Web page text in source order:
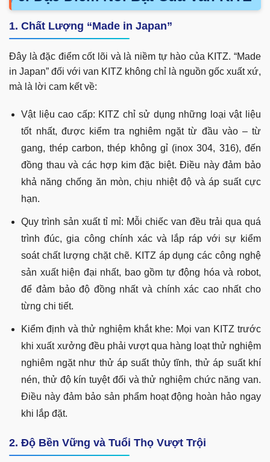
1. Chất Lượng “Made in Japan”
Đây là đặc điểm cốt lõi và là niềm tự hào của KITZ. “Made
in Japan” đối với van KITZ không chỉ là nguồn gốc xuất xứ,
mà là lời cam kết về:
Vật liệu cao cấp: KITZ chỉ sử dụng những loại vật liệu
tốt nhất, được kiểm tra nghiêm ngặt từ đầu vào – từ
gang, thép carbon, thép không gỉ (inox 304, 316), đến
đồng thau và các hợp kim đặc biệt. Điều này đảm bảo
khả năng chống ăn mòn, chịu nhiệt độ và áp suất cực
hạn.
Quy trình sản xuất tỉ mỉ: Mỗi chiếc van đều trải qua quá
trình đúc, gia công chính xác và lắp ráp với sự kiểm
soát chất lượng chặt chẽ. KITZ áp dụng các công nghệ
sản xuất hiện đại nhất, bao gồm tự động hóa và robot,
để đảm bảo độ đồng nhất và chính xác cao nhất cho
từng chi tiết.
Kiểm định và thử nghiệm khắt khe: Mọi van KITZ trước
khi xuất xưởng đều phải vượt qua hàng loạt thử nghiệm
nghiêm ngặt như thử áp suất thủy tĩnh, thử áp suất khí
nén, thử độ kín tuyệt đối và thử nghiệm chức năng van.
Điều này đảm bảo sản phẩm hoạt động hoàn hảo ngay
khi lắp đặt.
2. Độ Bền Vững và Tuổi Thọ Vượt Trội